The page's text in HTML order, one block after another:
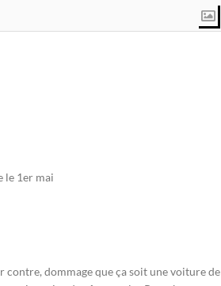
le 1er mai
dommage que ça soit une voiture de